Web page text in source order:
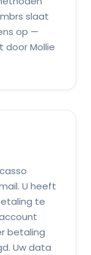
slaat
op —
door Mollie
U heeft
te
betaling
Uw data